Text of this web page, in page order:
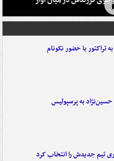
تراکتور با حضور نکونام
به پرسپولیس
تیم جدیدش را انتخاب کرد